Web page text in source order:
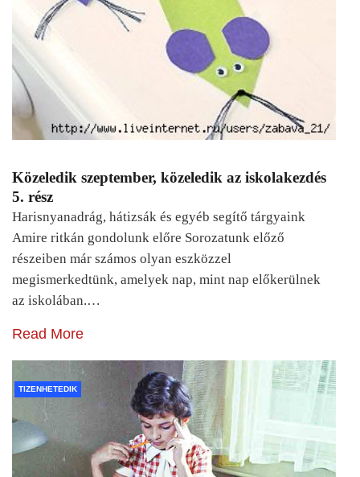
Közeledik szeptember, közeledik az iskolakezdés
5. rész
Harisnyanadrág, hátizsák és egyéb segítő tárgyaink
Amire ritkán gondolunk előre Sorozatunk előző
részeiben már számos olyan eszközzel
megismerkedtünk, amelyek nap, mint nap előkerülnek
az iskolában.…
Read More
TIZENHETEDIK